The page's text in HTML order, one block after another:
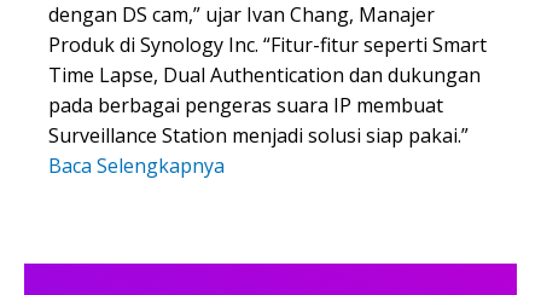
dengan DS cam,” ujar Ivan Chang, Manajer
Produk di Synology Inc. “Fitur-fitur seperti Smart
Time Lapse, Dual Authentication dan dukungan
pada berbagai pengeras suara IP membuat
Surveillance Station menjadi solusi siap pakai.”
Baca Selengkapnya